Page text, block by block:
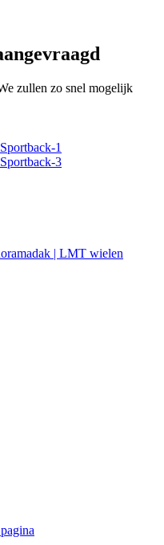
zullen zo snel mogelijk
| LMT wielen